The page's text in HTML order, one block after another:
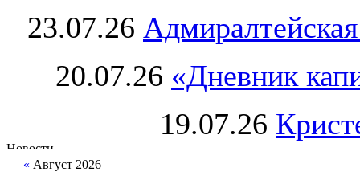
23.07.26
20.07.26 «Дневник
19.07.26
« Август 2026